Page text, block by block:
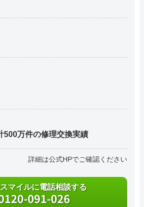
500万件の修理交換実績
詳細は公式HPでご確認ください
マイルに電話相談する
091-026